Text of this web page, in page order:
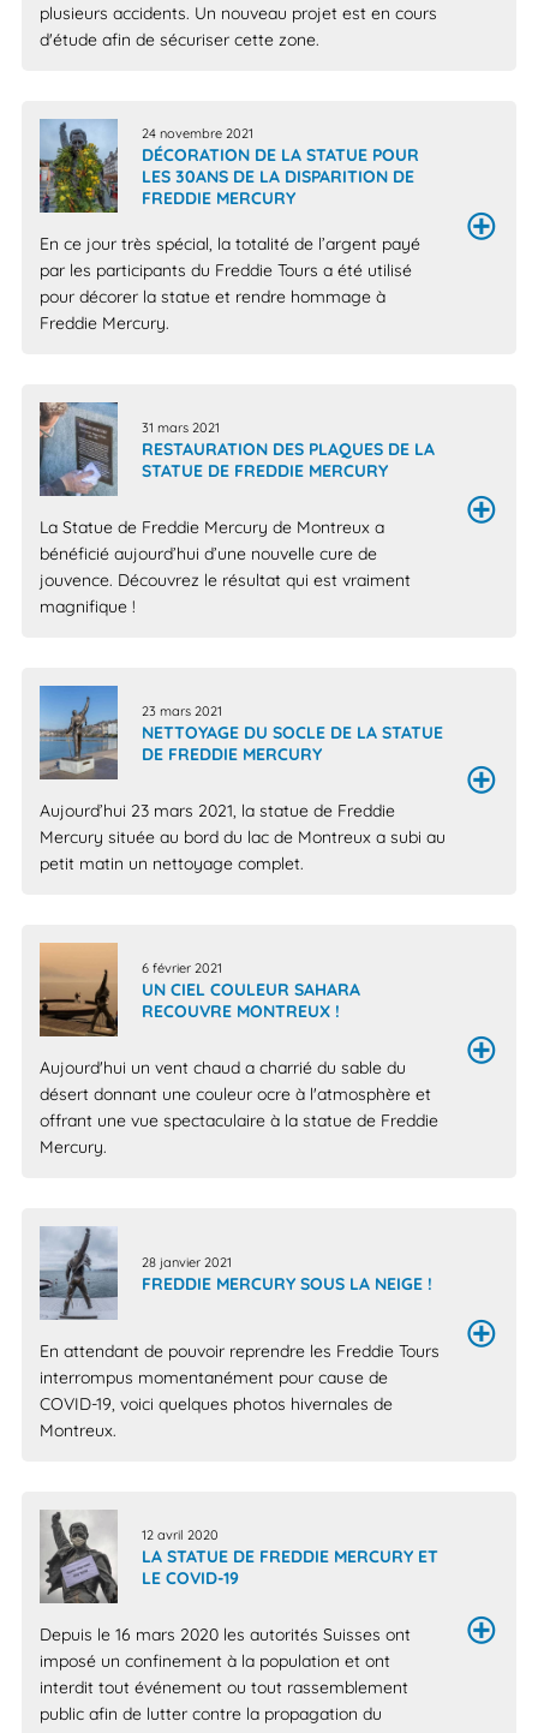
plusieurs accidents. Un nouveau projet est en cours
d'étude afin de sécuriser cette zone.
24 novembre 2021
DÉCORATION DE LA STATUE POUR
LES 30ANS DE LA DISPARITION DE
FREDDIE MERCURY
En ce jour très spécial, la totalité de l’argent payé
par les participants du Freddie Tours a été utilisé
pour décorer la statue et rendre hommage à
Freddie Mercury.
31 mars 2021
RESTAURATION DES PLAQUES DE LA
STATUE DE FREDDIE MERCURY
La Statue de Freddie Mercury de Montreux a
bénéficié aujourd’hui d’une nouvelle cure de
jouvence. Découvrez le résultat qui est vraiment
magnifique !
23 mars 2021
NETTOYAGE DU SOCLE DE LA STATUE
DE FREDDIE MERCURY
Aujourd’hui 23 mars 2021, la statue de Freddie
Mercury située au bord du lac de Montreux a subi au
petit matin un nettoyage complet.
6 février 2021
UN CIEL COULEUR SAHARA
RECOUVRE MONTREUX !
Aujourd'hui un vent chaud a charrié du sable du
désert donnant une couleur ocre à l'atmosphère et
offrant une vue spectaculaire à la statue de Freddie
Mercury.
28 janvier 2021
FREDDIE MERCURY SOUS LA NEIGE !
En attendant de pouvoir reprendre les Freddie Tours
interrompus momentanément pour cause de
COVID-19, voici quelques photos hivernales de
Montreux.
12 avril 2020
LA STATUE DE FREDDIE MERCURY ET
LE COVID-19
Depuis le 16 mars 2020 les autorités Suisses ont
imposé un confinement à la population et ont
interdit tout événement ou tout rassemblement
public afin de lutter contre la propagation du